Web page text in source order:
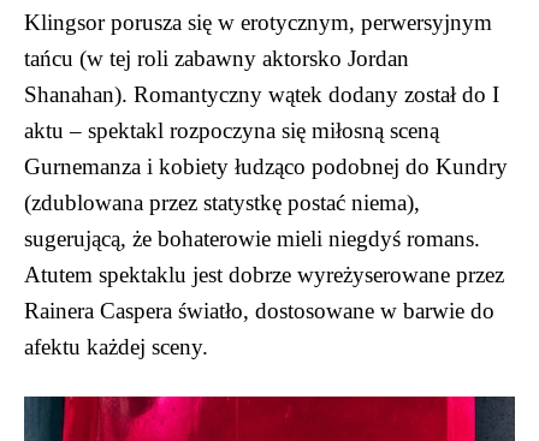
Klingsor porusza się w erotycznym, perwersyjnym
tańcu (w tej roli zabawny aktorsko Jordan
Shanahan). Romantyczny wątek dodany został do I
aktu – spektakl rozpoczyna się miłosną sceną
Gurnemanza i kobiety łudząco podobnej do Kundry
(zdublowana przez statystkę postać niema),
sugerującą, że bohaterowie mieli niegdyś romans.
Atutem spektaklu jest dobrze wyreżyserowane przez
Rainera Caspera światło, dostosowane w barwie do
afektu każdej sceny.